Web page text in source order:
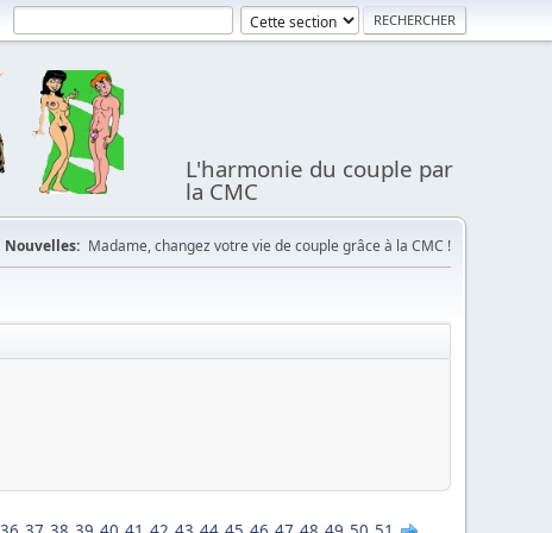
L'harmonie du couple par
la CMC
Nouvelles: Madame, changez votre vie de couple grâce à la CMC !